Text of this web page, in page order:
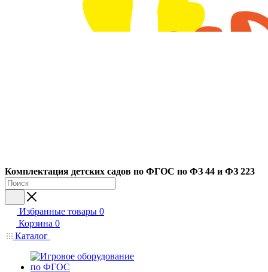
Комплектация детских садов по ФГОC по ФЗ 44 и ФЗ 223
Избранные товары 0
Корзина 0
Каталог